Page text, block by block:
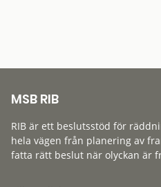
MSB RIB
RIB är ett beslutsstöd för
hela vägen från planering av
fatta rätt beslut när olyckan är